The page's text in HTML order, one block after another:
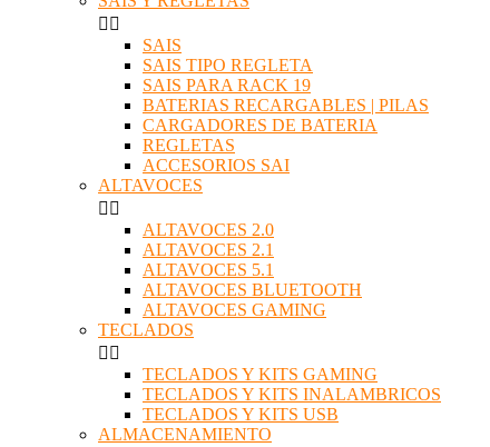
 
SAIS
SAIS TIPO REGLETA
SAIS PARA RACK 19
BATERIAS RECARGABLES | PILAS
CARGADORES DE BATERIA
REGLETAS
ACCESORIOS SAI
ALTAVOCES
 
ALTAVOCES 2.0
ALTAVOCES 2.1
ALTAVOCES 5.1
ALTAVOCES BLUETOOTH
ALTAVOCES GAMING
TECLADOS
 
TECLADOS Y KITS GAMING
TECLADOS Y KITS INALAMBRICOS
TECLADOS Y KITS USB
ALMACENAMIENTO